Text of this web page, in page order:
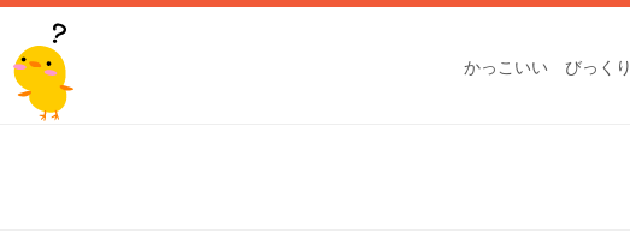
かっこいい びっくり